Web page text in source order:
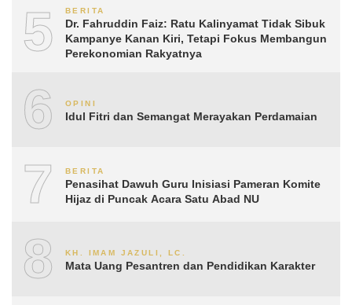
5 BERITA
Dr. Fahruddin Faiz: Ratu Kalinyamat Tidak Sibuk
Kampanye Kanan Kiri, Tetapi Fokus Membangun
Perekonomian Rakyatnya
6 OPINI
Idul Fitri dan Semangat Merayakan Perdamaian
7 BERITA
Penasihat Dawuh Guru Inisiasi Pameran Komite
Hijaz di Puncak Acara Satu Abad NU
8 KH. IMAM JAZULI, LC.
Mata Uang Pesantren dan Pendidikan Karakter